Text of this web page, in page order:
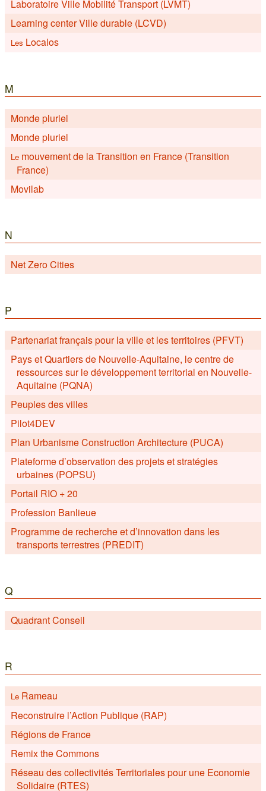
Laboratoire Ville Mobilité Transport (LVMT)
Learning center Ville durable (LCVD)
Les Localos
M
Monde pluriel
Monde pluriel
Le mouvement de la Transition en France (Transition
France)
Movilab
N
Net Zero Cities
P
Partenariat français pour la ville et les territoires (PFVT)
Pays et Quartiers de Nouvelle-Aquitaine, le centre de
ressources sur le développement territorial en Nouvelle-
Aquitaine (PQNA)
Peuples des villes
Pilot4DEV
Plan Urbanisme Construction Architecture (PUCA)
Plateforme d’observation des projets et stratégies
urbaines (POPSU)
Portail RIO + 20
Profession Banlieue
Programme de recherche et d’innovation dans les
transports terrestres (PREDIT)
Q
Quadrant Conseil
R
Le Rameau
Reconstruire l’Action Publique (RAP)
Régions de France
Remix the Commons
Réseau des collectivités Territoriales pour une Economie
Solidaire (RTES)